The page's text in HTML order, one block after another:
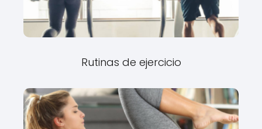
Rutinas de ejercicio